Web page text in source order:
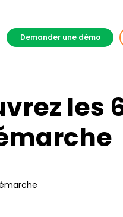
Demander une démo
les